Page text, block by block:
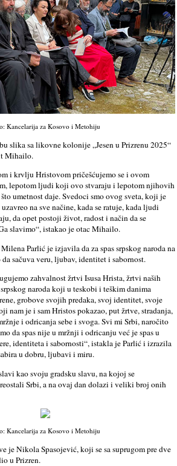
Kancelarija za Kosovo i Metohiju
slika sa likovne kolonije „Jesen u Prizrenu 2025“
Mihailo.
i krvlјu Hristovom pričešćujemo se i ovom
lepotom lјudi koji ovo stvaraju i lepotom njihovih
umetnost daje. Svedoci smo ovog sveta, koji je
na sve načine, kada se ratuje, kada lјudi
da opet postoji život, radost i način da se
slavimo“, istakao je otac Mihailo.
Parlić je izjavila da za spas srpskog naroda na
sačuva veru, lјubav, identitet i sabornost.
zahvalnost žrtvi Isusa Hrista, žrtvi naših
naroda koji u teskobi i teškim danima
grobove svojih predaka, svoj identitet, svoje
nam je i sam Hristos pokazao, put žrtve, stradanja,
i odricanja sebe i svoga. Svi mi Srbi, naročito
da spas nije u mržnji i odricanju već je spas u
identiteta i sabornosti“, istakla je Parlić i izrazila
u dobru, lјubavi i miru.
kao svoju gradsku slavu, na kojoj se
Srbi, a na ovaj dan dolazi i veliki broj onih
Kancelarija za Kosovo i Metohiju
je Nikola Spasojević, koji se sa suprugom pre dve
u Prizren.